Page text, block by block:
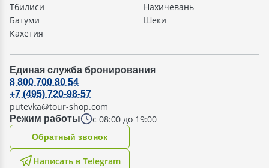
Тбилиси
Батуми
Кахетия
Нахичевань
Шеки
Единая служба бронирования
Режим работы с 08:00 до 19:00
8 800 700 80 54
+7 (495) 720-98-57
putevka@tour-shop.com
Написать в Telegram
Oбратный звонок